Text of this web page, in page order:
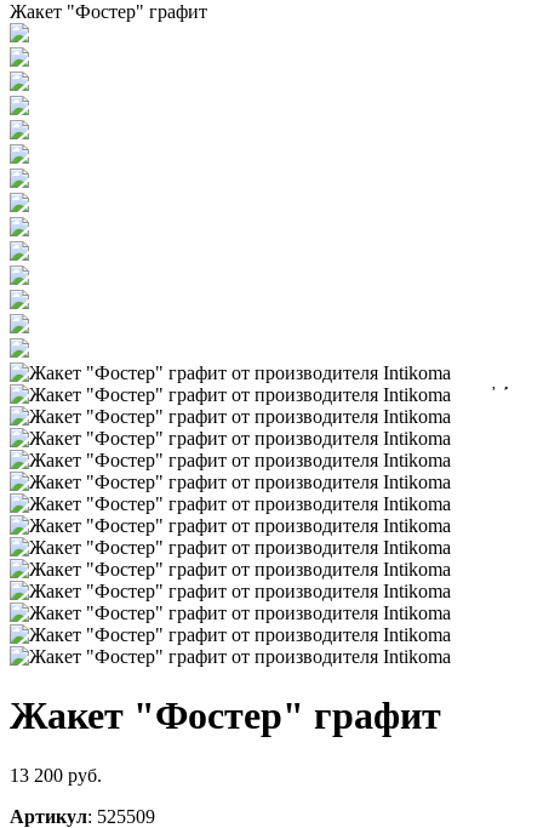
Жакет "Фостер" графит
Жакет "Фостер" графит
13 200 руб.
Артикул: 525509